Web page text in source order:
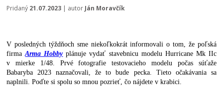
Pridaný 21.07.2023 | autorJán Moravčík
V posledných týždňoch sme niekoľkokrát informovali o tom, že poľská
firmaArma Hobbyplánuje vydať stavebnicu modelu Hurricane Mk IIc
v mierke 1/48. Prvé fotografie testovacieho modelu počas súťaže
Babaryba 2023 naznačovali, že to bude pecka. Tieto očakávania sa
naplnili. Poďte si spolu so mnou pozrieť, čo nájdete v krabici.